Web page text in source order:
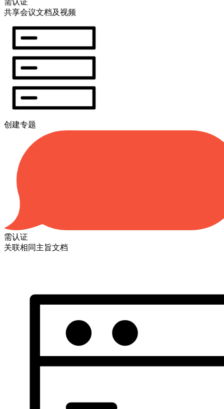
共享会议文档及视频
创建专题
需认证
关联相同主旨文档